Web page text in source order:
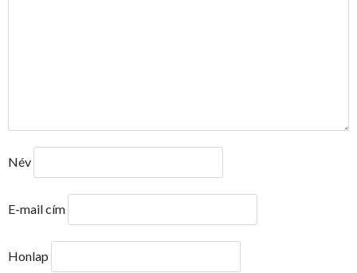
Név
E-mail cím
Honlap